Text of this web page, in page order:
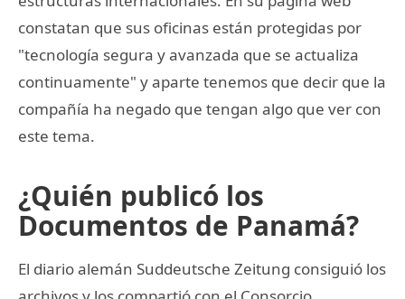
constatan que sus oficinas están protegidas por
"tecnología segura y avanzada que se actualiza
continuamente" y aparte tenemos que decir que la
compañía ha negado que tengan algo que ver con
este tema.
¿Quién publicó los
Documentos de Panamá?
El diario alemán Suddeutsche Zeitung consiguió los